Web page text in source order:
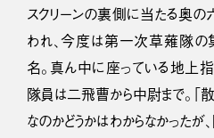
スクリーンの裏側に当たる奥の
われ、今度は第一次草薙隊の
名。真ん中に座っている地上
隊員は二飛曹から中尉まで。「
なのかどうかはわからなかった